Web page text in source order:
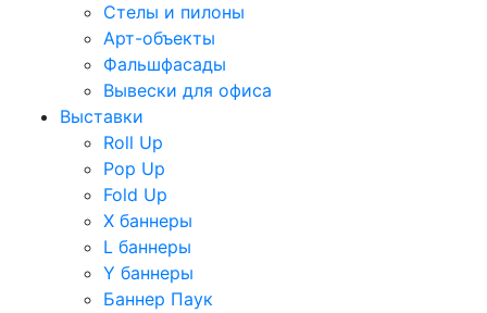
Стелы и пилоны
Арт-объекты
Фальшфасады
Вывески для офиса
Выставки
Roll Up
Pop Up
Fold Up
Х баннеры
L баннеры
Y баннеры
Баннер Паук